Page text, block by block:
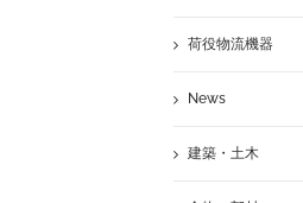
荷役物流機器
News
建築・土木